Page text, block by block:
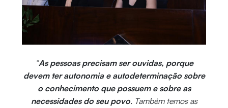
“As pessoas precisam ser ouvidas, porque
devem ter autonomia e autodeterminação sobre
o conhecimento que possuem e sobre as
necessidades do seu povo. Também temos as